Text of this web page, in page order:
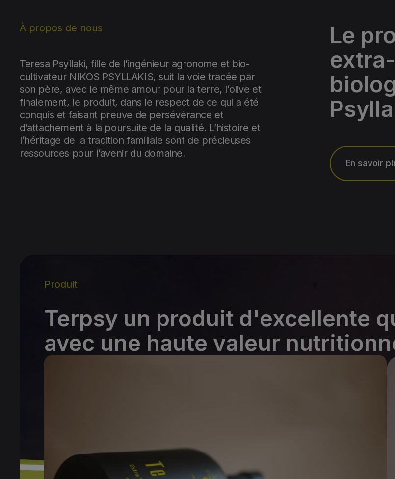
À propos de nous
Teresa Psyllaki, fille de l’ingénieur agronome et bio-
cultivateur NIKOS PSYLLAKIS, suit la voie tracée par
son père, avec le même amour pour la terre, l’olive et
finalement, le produit, dans le respect de ce qui a été
conquis et faisant preuve de persévérance et
d’attachement à la poursuite de la qualité. L’histoire et
l’héritage de la tradition familiale sont de précieuses
ressources pour l’avenir du domaine.
Le
En savoir
Produit
Terpsy un produit d'excellente
avec une haute valeur